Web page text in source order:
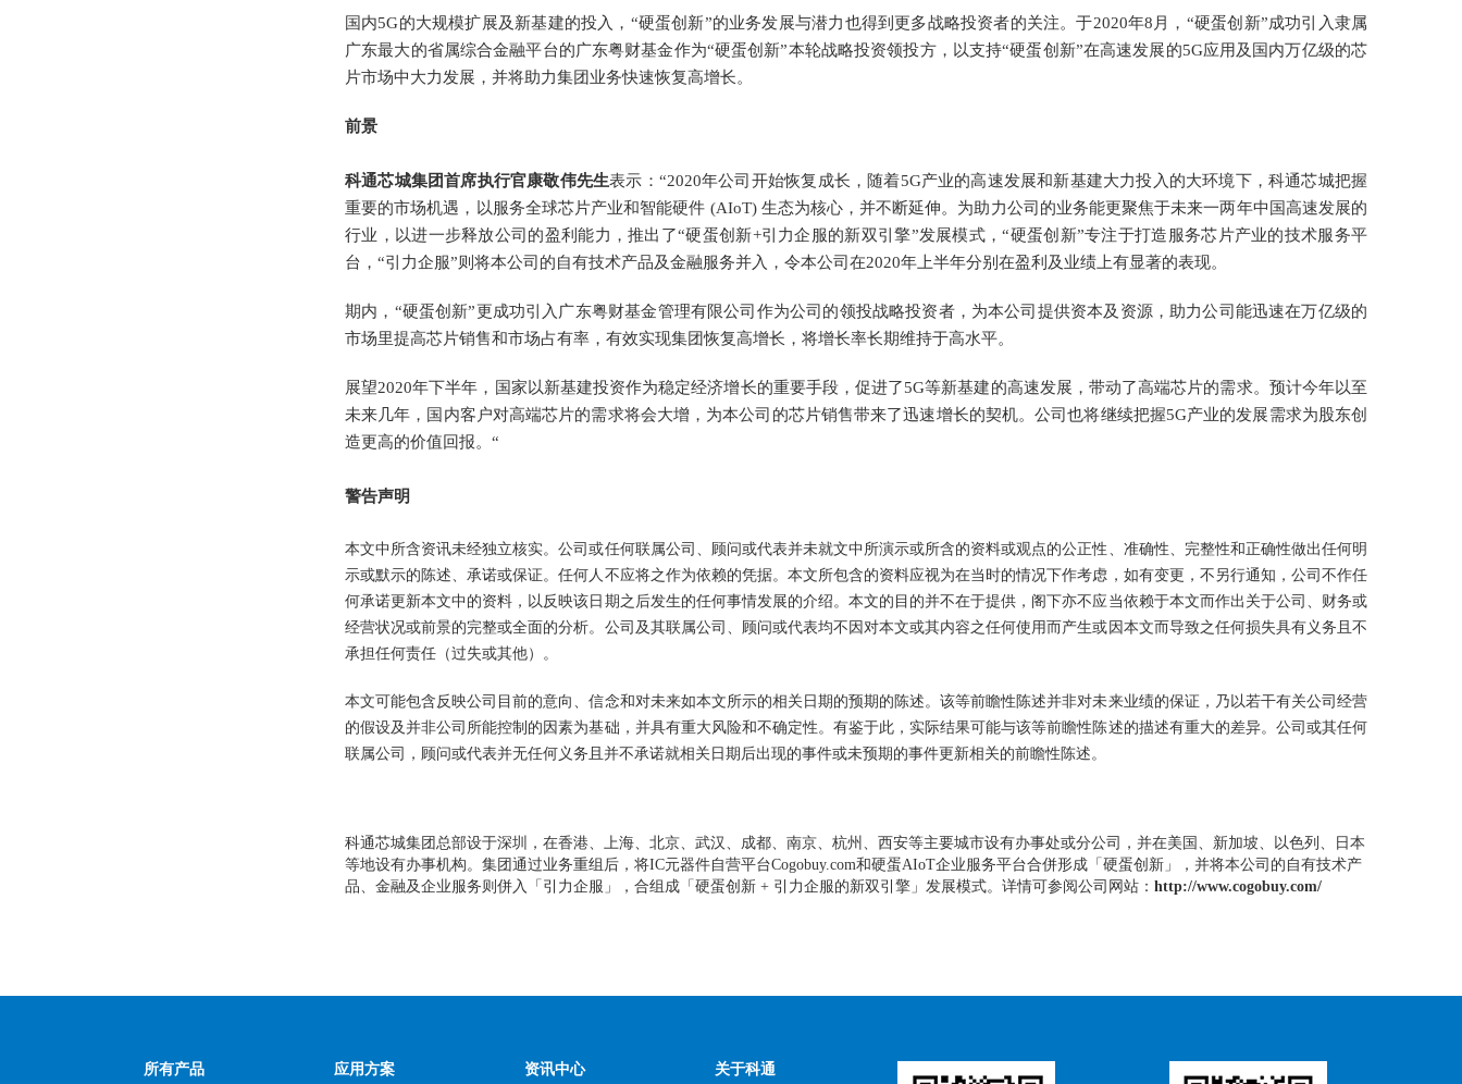
国内5G的大规模扩展及新基建的投入，“硬蛋创新”的业务发展与潜力也得到更多战略投资者的关注。于2020年8月，“硬蛋创新”成功引入隶属
广东最大的省属综合金融平台的广东粤财基金作为“硬蛋创新”本轮战略投资领投方，以支持“硬蛋创新”在高速发展的5G应用及国内万亿级的芯
片市场中大力发展，并将助力集团业务快速恢复高增长。
前景
科通芯城集团首席执行官康敬伟先生表示：“2020年公司开始恢复成长，随着5G产业的高速发展和新基建大力投入的大环境下，科通芯城把握
重要的市场机遇，以服务全球芯片产业和智能硬件 (AIoT) 生态为核心，并不断延伸。为助力公司的业务能更聚焦于未来一两年中国高速发展的
行业，以进一步释放公司的盈利能力，推出了“硬蛋创新+引力企服的新双引擎”发展模式，“硬蛋创新”专注于打造服务芯片产业的技术服务平
台，“引力企服”则将本公司的自有技术产品及金融服务并入，令本公司在2020年上半年分别在盈利及业绩上有显著的表现。
期内，“硬蛋创新”更成功引入广东粤财基金管理有限公司作为公司的领投战略投资者，为本公司提供资本及资源，助力公司能迅速在万亿级的
市场里提高芯片销售和市场占有率，有效实现集团恢复高增长，将增长率长期维持于高水平。
展望2020年下半年，国家以新基建投资作为稳定经济增长的重要手段，促进了5G等新基建的高速发展，带动了高端芯片的需求。预计今年以至
未来几年，国内客户对高端芯片的需求将会大增，为本公司的芯片销售带来了迅速增长的契机。公司也将继续把握5G产业的发展需求为股东创
造更高的价值回报。“
警告声明
本文中所含资讯未经独立核实。公司或任何联属公司、顾问或代表并未就文中所演示或所含的资料或观点的公正性、准确性、完整性和正确性做出任何明
示或默示的陈述、承诺或保证。任何人不应将之作为依赖的凭据。本文所包含的资料应视为在当时的情况下作考虑，如有变更，不另行通知，公司不作任
何承诺更新本文中的资料，以反映该日期之后发生的任何事情发展的介绍。本文的目的并不在于提供，阁下亦不应当依赖于本文而作出关于公司、财务或
经营状况或前景的完整或全面的分析。公司及其联属公司、顾问或代表均不因对本文或其内容之任何使用而产生或因本文而导致之任何损失具有义务且不
承担任何责任（过失或其他）。
本文可能包含反映公司目前的意向、信念和对未来如本文所示的相关日期的预期的陈述。该等前瞻性陈述并非对未来业绩的保证，乃以若干有关公司经营
的假设及并非公司所能控制的因素为基础，并具有重大风险和不确定性。有鉴于此，实际结果可能与该等前瞻性陈述的描述有重大的差异。公司或其任何
联属公司，顾问或代表并无任何义务且并不承诺就相关日期后出现的事件或未预期的事件更新相关的前瞻性陈述。
科通芯城集团总部设于深圳，在香港、上海、北京、武汉、成都、南京、杭州、西安等主要城市设有办事处或分公司，并在美国、新加坡、以色列、日本
等地设有办事机构。集团通过业务重组后，将IC元器件自营平台Cogobuy.com和硬蛋AIoT企业服务平台合併形成「硬蛋创新」，并将本公司的自有技术产
品、金融及企业服务则併入「引力企服」，合组成「硬蛋创新 + 引力企服的新双引擎」发展模式。详情可参阅公司网站： http://www.cogobuy.com/
所有产品 应用方案 资讯中心 关于科通